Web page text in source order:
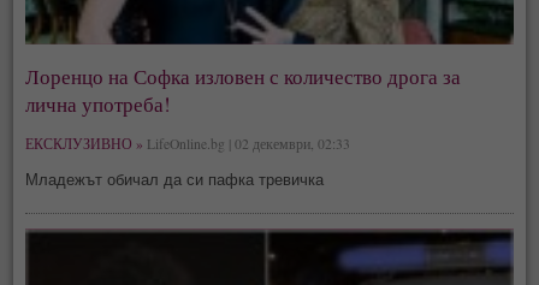
Лоренцо на Софка изловен с количество дрога за
лична употреба!
ЕКСКЛУЗИВНО » LifeOnline.bg | 02 декември, 02:33
Младежът обичал да си пафка тревичка